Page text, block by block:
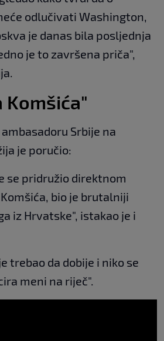
odlučivati Washington,
je danas bila posljednja
je to završena priča",
Komšića"
Srbije na
je poručio:
se pridružio direktnom
bio je brutalniji
iz Hrvatske", istakao je i
trebao da dobije i niko se
meni na riječ".